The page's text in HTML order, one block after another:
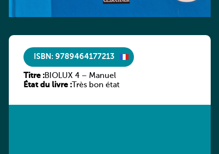
ISBN: 9789464177213
Titre :BIOLUX 4 – Manuel
État du livre :Très bon état